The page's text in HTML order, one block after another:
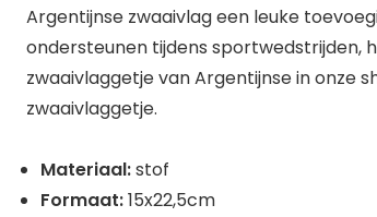
Argentijnse zwaaivlag een leuke
ondersteunen tijdens sportwedstrijden,
zwaaivlaggetje van Argentijnse in onze
zwaaivlaggetje.
Materiaal:stof
Formaat:15x22,5cm